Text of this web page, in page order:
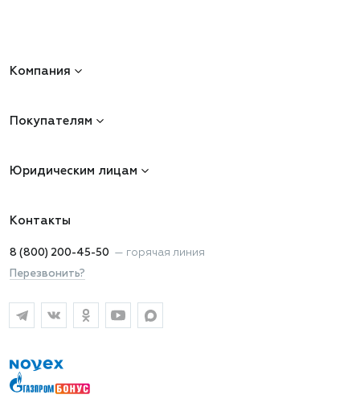
Компания
Покупателям
Юридическим лицам
Контакты
8 (800) 200-45-50 — горячая линия
Перезвонить?